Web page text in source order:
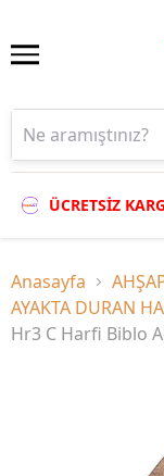
ÜCRETSİZ
Anasayfa
AYAKTA DURAN
Hr3 C Harfi Biblo